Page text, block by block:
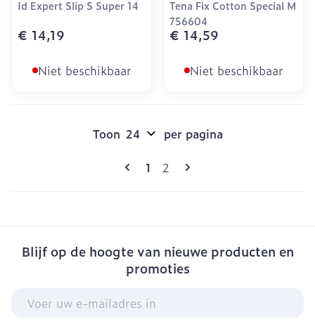
Id Expert Slip S Super 14
€ 14,19
Niet beschikbaar
Tena Fix Cotton Special M
756604
€ 14,59
Niet beschikbaar
Pagina's
U lees momenteel pagina
1 Pagina
2
Toon per pagina
Blijf op de hoogte van nieuwe producten en
promoties